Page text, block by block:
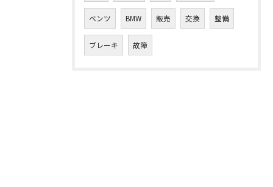
ベンツ BMW 販売 交換 整備
ブレーキ 故障